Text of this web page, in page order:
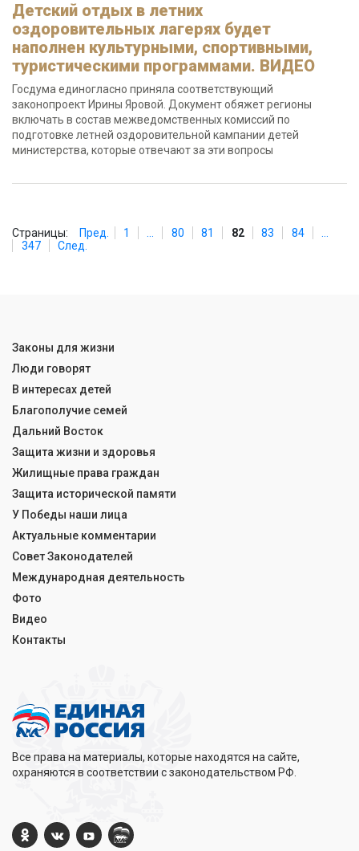
Детский отдых в летних
оздоровительных лагерях будет
наполнен культурными, спортивными,
туристическими программами. ВИДЕО
Госдума единогласно приняла соответствующий
законопроект Ирины Яровой. Документ обяжет регионы
включать в состав межведомственных комиссий по
подготовке летней оздоровительной кампании детей
министерства, которые отвечают за эти вопросы
Страницы: Пред. 1 80 81 82 83 84
347
След.
Все права на материалы, которые находятся на сайте,
охраняются в соответствии с законодательством РФ.
Законы для жизни
Люди говорят
В интересах детей
Благополучие семей
Дальний Восток
Защита жизни и здоровья
Жилищные права граждан
Защита исторической памяти
У Победы наши лица
Актуальные комментарии
Совет Законодателей
Международная деятельность
Фото
Видео
Контакты